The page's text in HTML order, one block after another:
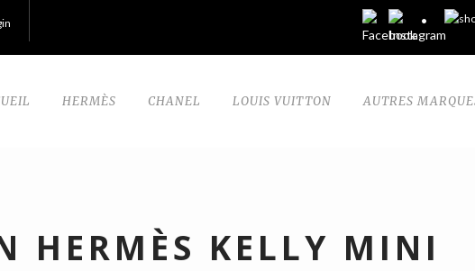
HERMÈS CHANEL LOUIS VUITTON AUTRES
HERMÈS KELLY MINI